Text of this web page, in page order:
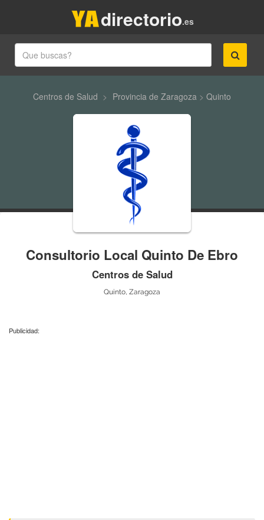
.es
directorio
Centros de Salud > Provincia de Zaragoza > Quinto
Consultorio Local Quinto De Ebro
Centros de Salud
Quinto, Zaragoza
Publicidad: